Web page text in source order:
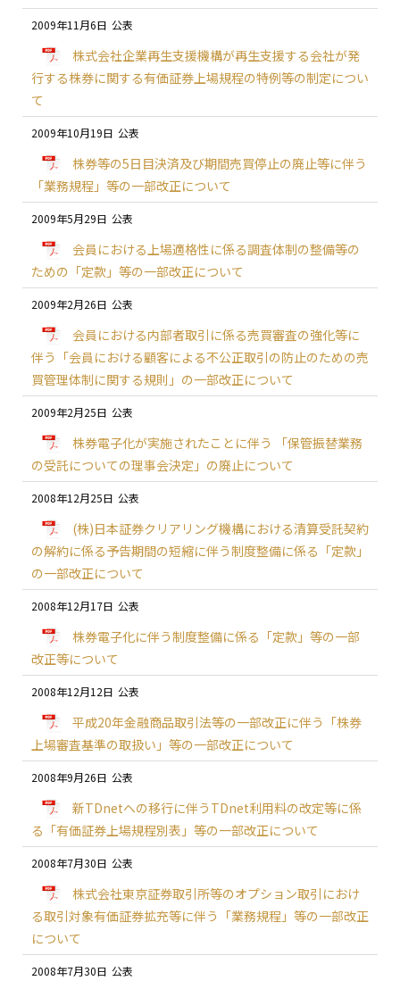
2009年11月6日
株式会社企業再生支援機構が再生支援する会社が発
行する株券に関する有価証券上場規程の特例等の制定につい
て
2009年10月19日
株券等の5日目決済及び期間売買停止の廃止等に伴う
「業務規程」等の一部改正について
2009年5月29日
会員における上場適格性に係る調査体制の整備等の
ための「定款」等の一部改正について
2009年2月26日
会員における内部者取引に係る売買審査の強化等に
伴う「会員における顧客による不公正取引の防止のための売
買管理体制に関する規則」の一部改正について
2009年2月25日
株券電子化が実施されたことに伴う 「保管振替業務
の受託についての理事会決定」の廃止について
2008年12月25日
(株)日本証券クリアリング機構における清算受託契約
の解約に係る予告期間の短縮に伴う制度整備に係る「定款」
の一部改正について
2008年12月17日
株券電子化に伴う制度整備に係る「定款」等の一部
改正等について
2008年12月12日
平成20年金融商品取引法等の一部改正に伴う「株券
上場審査基準の取扱い」等の一部改正について
2008年9月26日
新TDnetへの移行に伴うTDnet利用料の改定等に係
る「有価証券上場規程別表」等の一部改正について
2008年7月30日
株式会社東京証券取引所等のオプション取引におけ
る取引対象有価証券拡充等に伴う「業務規程」等の一部改正
について
2008年7月30日